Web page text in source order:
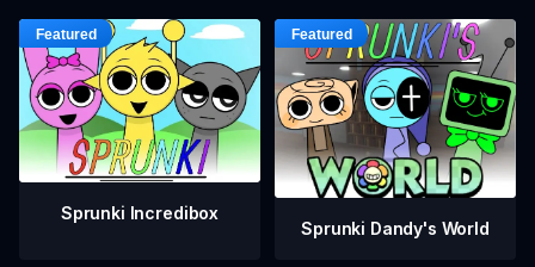
Sprunki Incredibox
Sprunki Dandy's World